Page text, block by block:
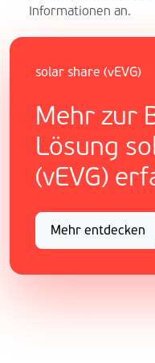
Informationen an.
solar share (vEVG)
Mehr zur
Lösung
(vEVG)
Mehr entdecken